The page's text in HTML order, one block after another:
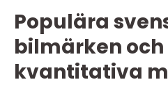
Populära
bilmärken och
kvantitativa